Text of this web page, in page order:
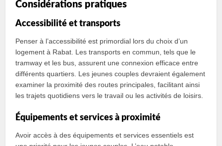
Considérations pratiques
Accessibilité et transports
Penser à l’accessibilité est primordial lors du choix d’un
logement à Rabat. Les transports en commun, tels que le
tramway et les bus, assurent une connexion efficace entre
différents quartiers. Les jeunes couples devraient également
examiner la proximité des routes principales, facilitant ainsi
les trajets quotidiens vers le travail ou les activités de loisirs.
Équipements et services à proximité
Avoir accès à des équipements et services essentiels est